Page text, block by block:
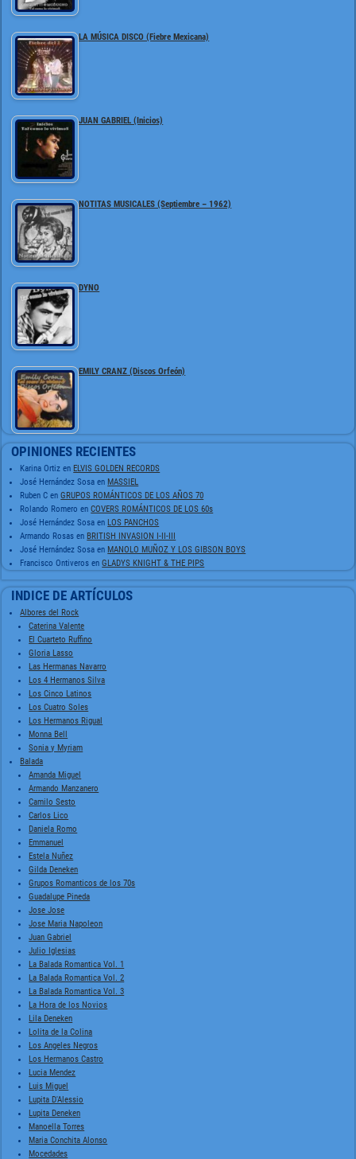
LA MÚSICA DISCO (Fiebre Mexicana)
JUAN GABRIEL (Inicios)
NOTITAS MUSICALES (Septiembre – 1962)
DYNO
EMILY CRANZ (Discos Orfeón)
OPINIONES RECIENTES
Karina Ortiz enELVIS GOLDEN RECORDS
José Hernández Sosa enMASSIEL
Ruben C enGRUPOS ROMÁNTICOS DE LOS AÑOS 70
Rolando Romero enCOVERS ROMÁNTICOS DE LOS 60s
José Hernández Sosa enLOS PANCHOS
Armando Rosas enBRITISH INVASION I-II-III
José Hernández Sosa enMANOLO MUÑOZ Y LOS GIBSON BOYS
Francisco Ontiveros enGLADYS KNIGHT & THE PIPS
INDICE DE ARTÍCULOS
Albores del Rock
Caterina Valente
El Cuarteto Ruffino
Gloria Lasso
Las Hermanas Navarro
Los 4 Hermanos Silva
Los Cinco Latinos
Los Cuatro Soles
Los Hermanos Rigual
Monna Bell
Sonia y Myriam
Balada
Amanda Miguel
Armando Manzanero
Camilo Sesto
Carlos Lico
Daniela Romo
Emmanuel
Estela Nuñez
Gilda Deneken
Grupos Romanticos de los 70s
Guadalupe Pineda
Jose Jose
Jose Maria Napoleon
Juan Gabriel
Julio Iglesias
La Balada Romantica Vol. 1
La Balada Romantica Vol. 2
La Balada Romantica Vol. 3
La Hora de los Novios
Lila Deneken
Lolita de la Colina
Los Angeles Negros
Los Hermanos Castro
Lucia Mendez
Luis Miguel
Lupita D'Alessio
Lupita Deneken
Manoella Torres
Maria Conchita Alonso
Mocedades